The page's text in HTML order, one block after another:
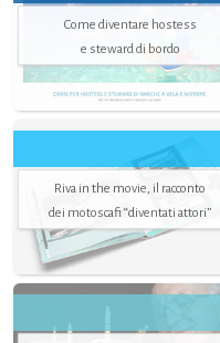
Come diventare hostess
e steward di bordo
Riva in the movie, il racconto
dei motoscafi “diventati attori”